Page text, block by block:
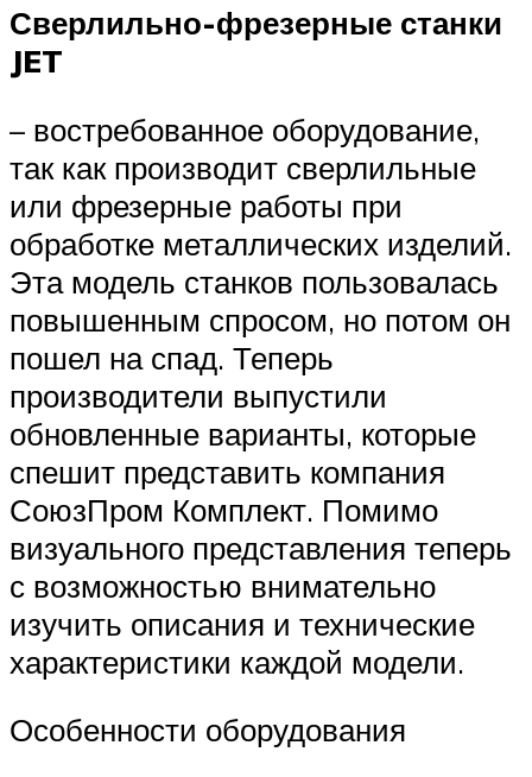
Сверлильно-фрезерные станки
JET
– востребованное оборудование,
так как производит сверлильные
или фрезерные работы при
обработке металлических изделий.
Эта модель станков пользовалась
повышенным спросом, но потом он
пошел на спад. Теперь
производители выпустили
обновленные варианты, которые
спешит представить компания
СоюзПром Комплект. Помимо
визуального представления теперь
с возможностью внимательно
изучить описания и технические
характеристики каждой модели.
Особенности оборудования